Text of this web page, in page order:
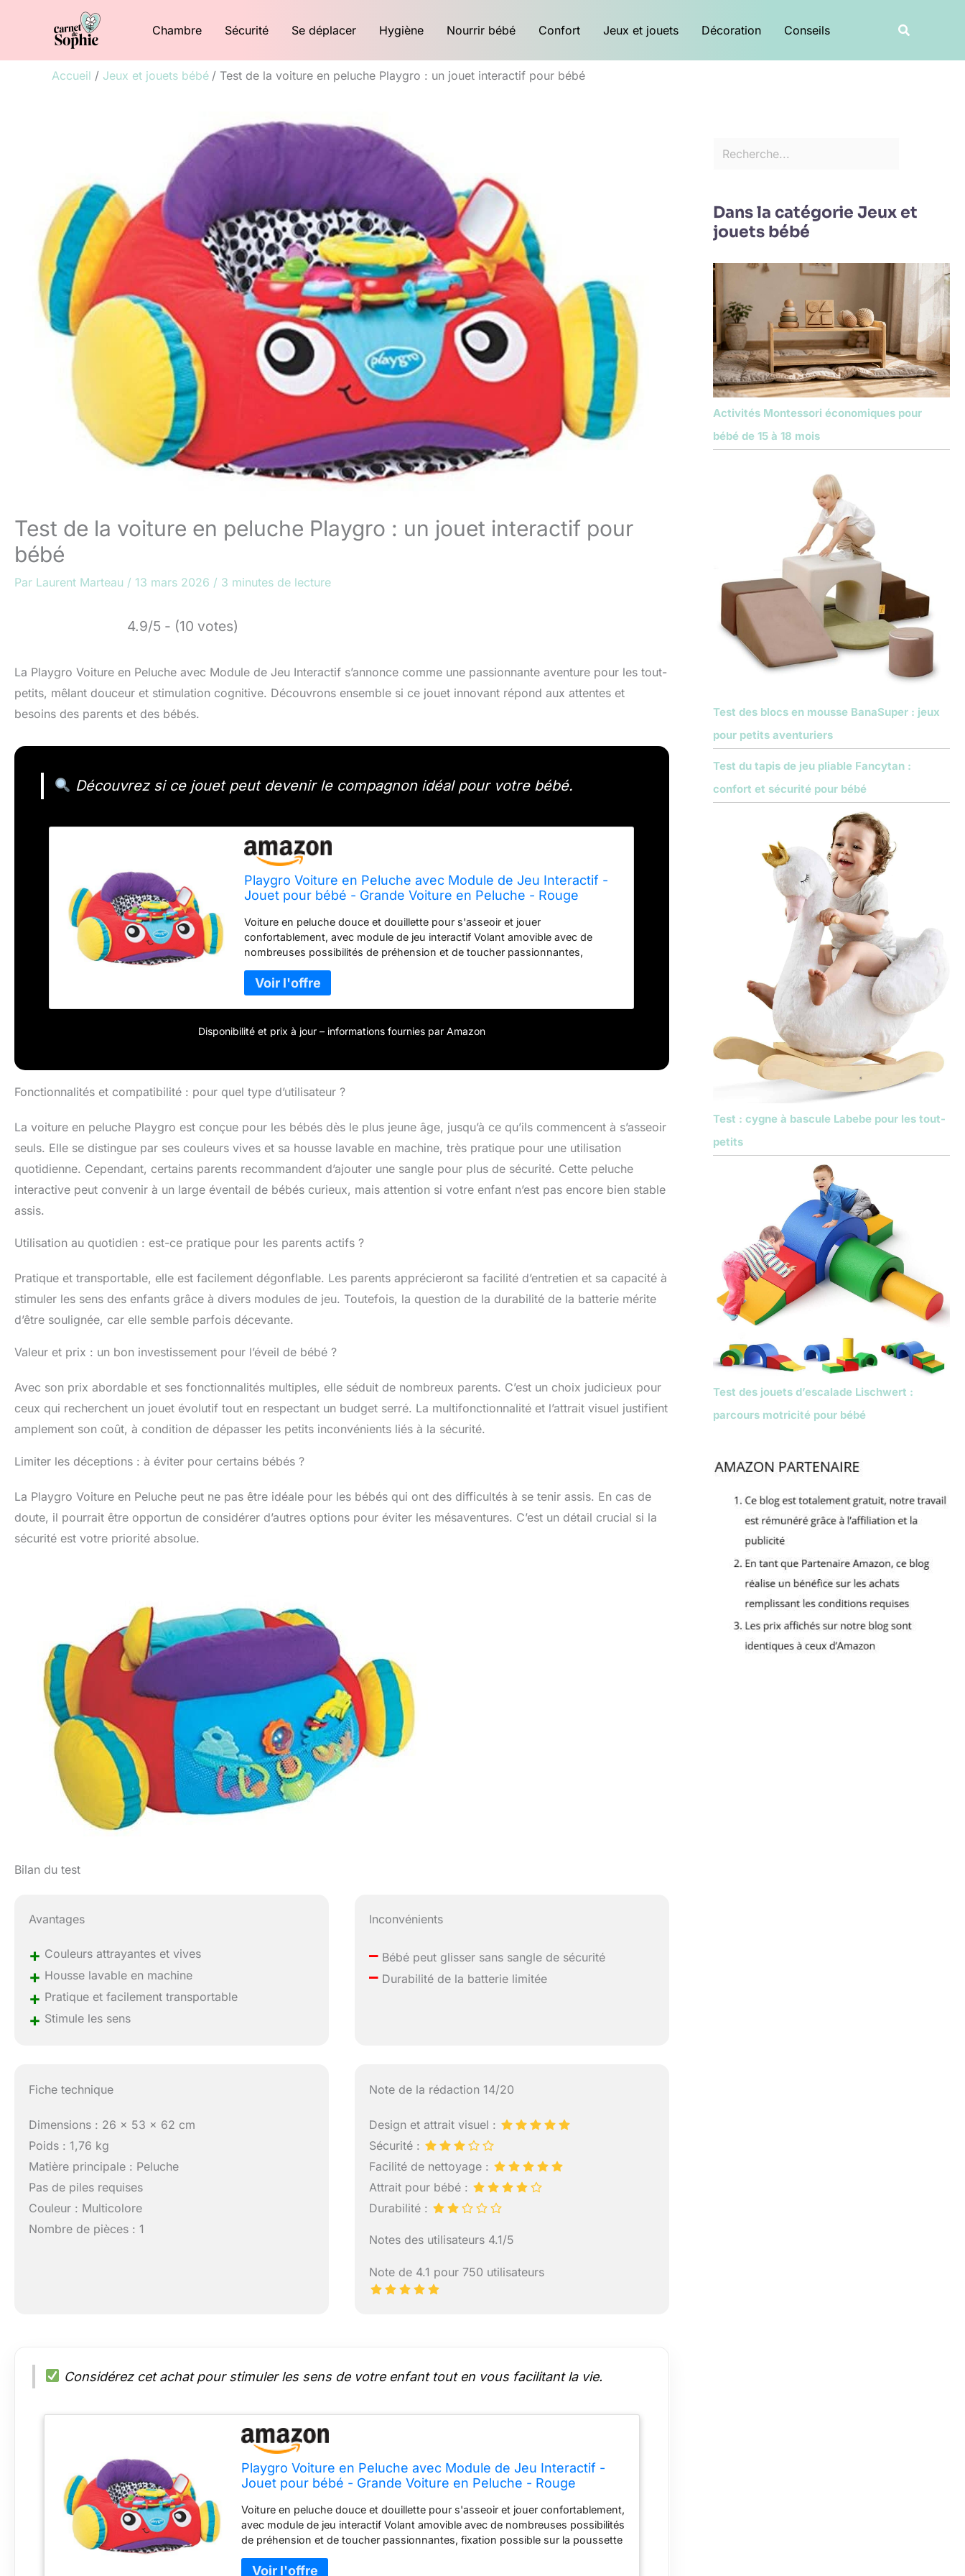
Chambre Sécurité Se déplacer Hygiène Nourrir bébé Confort Jeux et jouets Décoration Conseils
Accueil Jeux et jouets bébé Test de la voiture en peluche Playgro : un jouet interactif pour bébé
Test de la voiture en peluche Playgro : un jouet interactif pour
bébé
Par Laurent Marteau / 13 mars 2026 / 3 minutes de lecture
4.9/5 - (10 votes)
La Playgro Voiture en Peluche avec Module de Jeu Interactif s’annonce comme une passionnante aventure pour les tout-
petits, mêlant douceur et stimulation cognitive. Découvrons ensemble si ce jouet innovant répond aux attentes et
besoins des parents et des bébés.
Découvrez si ce jouet peut devenir le compagnon idéal pour votre bébé.
Playgro Voiture en Peluche avec Module de Jeu Interactif -
Jouet pour bébé - Grande Voiture en Peluche - Rouge
Voiture en peluche douce et douillette pour s'asseoir et jouer
confortablement, avec module de jeu interactif Volant amovible avec de
nombreuses possibilités de préhension et de toucher passionnantes,
de soi, sac de rangement pratique pour les jouets à l'arrière Fabrication avec
des matériaux de haute qualité et durables Contenu de la livraison : 1 voiture
en peluche Playgro avec volant, musique et effets lumineux, dimensions (L x
l x h) : 2,4 x 5,7 x 49,5 cm, couleur : multicolore, réf. : 401910099KB
Disponibilité et prix à jour – informations fournies par Amazon
Fonctionnalités et compatibilité : pour quel type d’utilisateur ?
La voiture en peluche Playgro est conçue pour les bébés dès le plus jeune âge, jusqu’à ce qu’ils commencent à s’asseoir
seuls. Elle se distingue par ses couleurs vives et sa housse lavable en machine, très pratique pour une utilisation
quotidienne. Cependant, certains parents recommandent d’ajouter une sangle pour plus de sécurité. Cette peluche
interactive peut convenir à un large éventail de bébés curieux, mais attention si votre enfant n’est pas encore bien stable
assis.
Utilisation au quotidien : est-ce pratique pour les parents actifs ?
Pratique et transportable, elle est facilement dégonflable. Les parents apprécieront sa facilité d’entretien et sa capacité à
stimuler les sens des enfants grâce à divers modules de jeu. Toutefois, la question de la durabilité de la batterie mérite
d’être soulignée, car elle semble parfois décevante.
Valeur et prix : un bon investissement pour l’éveil de bébé ?
Avec son prix abordable et ses fonctionnalités multiples, elle séduit de nombreux parents. C’est un choix judicieux pour
ceux qui recherchent un jouet évolutif tout en respectant un budget serré. La multifonctionnalité et l’attrait visuel justifient
amplement son coût, à condition de dépasser les petits inconvénients liés à la sécurité.
Limiter les déceptions : à éviter pour certains bébés ?
La Playgro Voiture en Peluche peut ne pas être idéale pour les bébés qui ont des difficultés à se tenir assis. En cas de
doute, il pourrait être opportun de considérer d’autres options pour éviter les mésaventures. C’est un détail crucial si la
sécurité est votre priorité absolue.
Bilan du test
Avantages
+ Couleurs attrayantes et vives
+ Housse lavable en machine
+ Pratique et facilement transportable
+ Stimule les sens
Inconvénients
– Bébé peut glisser sans sangle de sécurité
– Durabilité de la batterie limitée
Fiche technique
Dimensions : 26 x 53 x 62 cm
Poids : 1,76 kg
Matière principale : Peluche
Pas de piles requises
Couleur : Multicolore
Nombre de pièces : 1
Note de la rédaction 14/20
Design et attrait visuel :
Sécurité :
Facilité de nettoyage :
Attrait pour bébé :
Durabilité :
Notes des utilisateurs 4.1/5
Note de 4.1 pour 750 utilisateurs
Considérez cet achat pour stimuler les sens de votre enfant tout en vous facilitant la vie.
Playgro Voiture en Peluche avec Module de Jeu Interactif -
Jouet pour bébé - Grande Voiture en Peluche - Rouge
Voiture en peluche douce et douillette pour s'asseoir et jouer confortablement,
avec module de jeu interactif Volant amovible avec de nombreuses possibilités
de préhension et de toucher passionnantes, fixation possible sur la poussette
pour les jouets à l'arrière Fabrication avec des matériaux de haute qualité et
e
c
rDans la catégorie Jeux et
jouets bébé
Activités Montessori économiques pour
bébé de 15 à 18 mois
Test des blocs en mousse BanaSuper : jeux
pour petits aventuriers
Test du tapis de jeu pliable Fancytan :
confort et sécurité pour bébé
Test : cygne à bascule Labebe pour les tout-
petits
Test des jouets d’escalade Lischwert :
parcours motricité pour bébé